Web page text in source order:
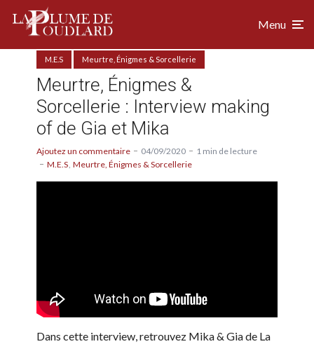
Menu
M.E.S Meurtre, Énigmes & Sorcellerie
Meurtre, Énigmes &
Sorcellerie : Interview making
of de Gia et Mika
Ajoutez un commentaire 04/09/2020
1 min de lecture
M.E.S Meurtre, Énigmes & Sorcellerie
Dans cette interview, retrouvez Mika & Gia de La